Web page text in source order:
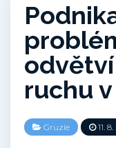
ruchu
Gruzie 11. 8.